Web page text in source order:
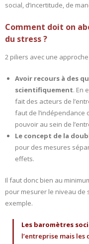
social, d’incertitude, de
Comment doit on
du stress ?
2 piliers avec une
Avoir recours à des
scientifiquement. En
fait des acteurs de
faut de l’indépendance
pouvoir au sein de
Le concept de la
pour des mesures
effets.
Il faut donc bien au
pour mesurer le niveau de
exemple.
Les baromètres
l’entreprise mais